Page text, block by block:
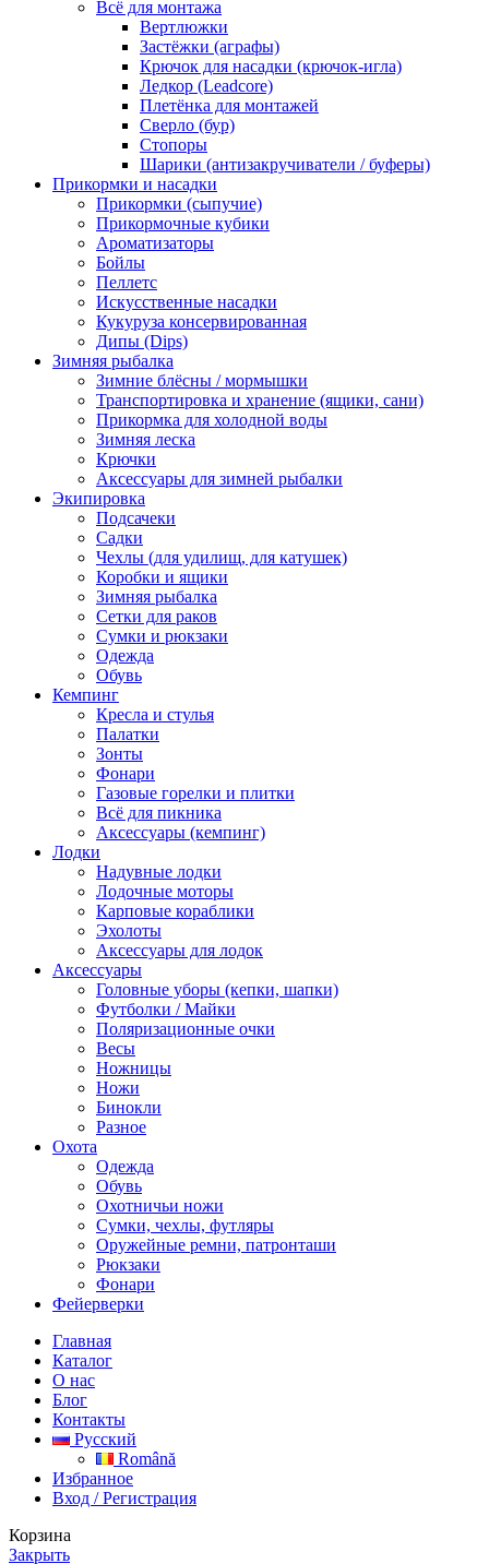
Всё для монтажа
Вертлюжки
Застёжки (аграфы)
Крючок для насадки (крючок-игла)
Ледкор (Leadcore)
Плетёнка для монтажей
Сверло (бур)
Стопоры
Шарики (антизакручиватели / буферы)
Прикормки и насадки
Прикормки (сыпучие)
Прикормочные кубики
Ароматизаторы
Бойлы
Пеллетс
Искусственные насадки
Кукуруза консервированная
Дипы (Dips)
Зимняя рыбалка
Зимние блёсны / мормышки
Транспортировка и хранение (ящики, сани)
Прикормка для холодной воды
Зимняя леска
Крючки
Аксессуары для зимней рыбалки
Экипировка
Подсачеки
Садки
Чехлы (для удилищ, для катушек)
Коробки и ящики
Зимняя рыбалка
Сетки для раков
Сумки и рюкзаки
Одежда
Обувь
Кемпинг
Кресла и стулья
Палатки
Зонты
Фонари
Газовые горелки и плитки
Всё для пикника
Аксессуары (кемпинг)
Лодки
Надувные лодки
Лодочные моторы
Карповые кораблики
Эхолоты
Аксессуары для лодок
Аксессуары
Головные уборы (кепки, шапки)
Футболки / Майки
Поляризационные очки
Весы
Ножницы
Ножи
Бинокли
Разное
Охота
Одежда
Обувь
Охотничьи ножи
Сумки, чехлы, футляры
Оружейные ремни, патронташи
Рюкзаки
Фонари
Фейерверки
Главная
Каталог
О нас
Блог
Контакты
Русский
Română
Избранное
Вход / Регистрация
Корзина
Закрыть